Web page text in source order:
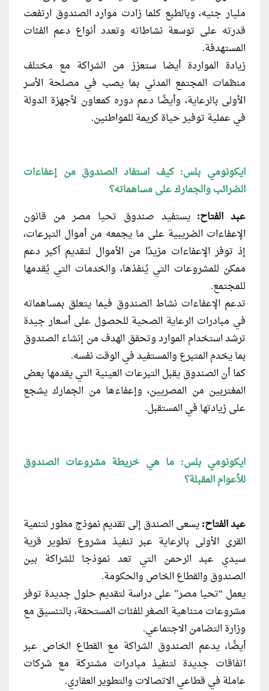
مليار جنيه، وبالطبع كلما زادت موارد الصندوق ارتفعت
قدرته على توسعة نشاطاته وتعدد أنواع دعم الفئات
المستهدفة.
زيادة المواردة أيضا ستعزز من الشراكة مع مختلف
منظمات المجتمع المدني بما يصب في مصلحة الأسر
الأولى بالرعاية، وأيضًا دعم دوره كمعاون لأجهزة الدولة
في عملية توفير حياة كريمة للمواطنين.
ايكونومي بلس: كيف استفاد الصندوق من إعفاءات
الضرائب والجمارك على مساهماته؟
عبد الفتاح: يستفيد صندوق تحيا مصر من قانون
الإعفاءات الضريبية على ما يجمعه من أموال التبرعات،
إذ توفر الإعفاءات مزيدًا من الأموال لتقديم أكبر دعم
ممكن للمشروعات التي يُنفذها، والخدمات التي يُقدمها
للمجتمع.
تدعم الإعفاءات نشاط الصندوق فيما يتعلق بمساهماته
في مبادرات الرعاية الصحية للحصول على أسعار جيدة
ترشد استخدام الموارد وتحقق الهدف من إنشاء الصندوق
بما يخدم المتبرع والمستفيد في الوقت نفسه.
كما أن الصندوق يقبل التبرعات العينية التي يقدمها بعض
المغتربين من المصريين، وإعفاءها من الجمارك يشجع
على زيادتها في المستقبل.
ايكونومي بلس: ما هي خريطة مشروعات الصندوق
للأعوام المقبلة؟
عبد الفتاح:يسعى الصندق إلى تقديم نموذج مطور لتنمية
القرى الأولى بالرعاية عبر تنفيذ مشروع تطوير قرية
سيدي عبد الرحمن التي تعد نموذجا للشراكة بين
الصندوق والقطاع الخاص والحكومة.
يعمل “تحيا مصر” على دراسة لتقديم حلول جديدة توفر
مشروعات متناهية الصغر للفئات المستحقة، بالتنسيق مع
وزارة التضامن الاجتماعي.
أيضًا، يدعم الصندوق الشراكة مع القطاع الخاص عبر
اتفاقات جديدة لتنفيذ مبادرات مشتركة مع شركات
عاملة في قطاعي الاتصالات والتطوير العقاري.